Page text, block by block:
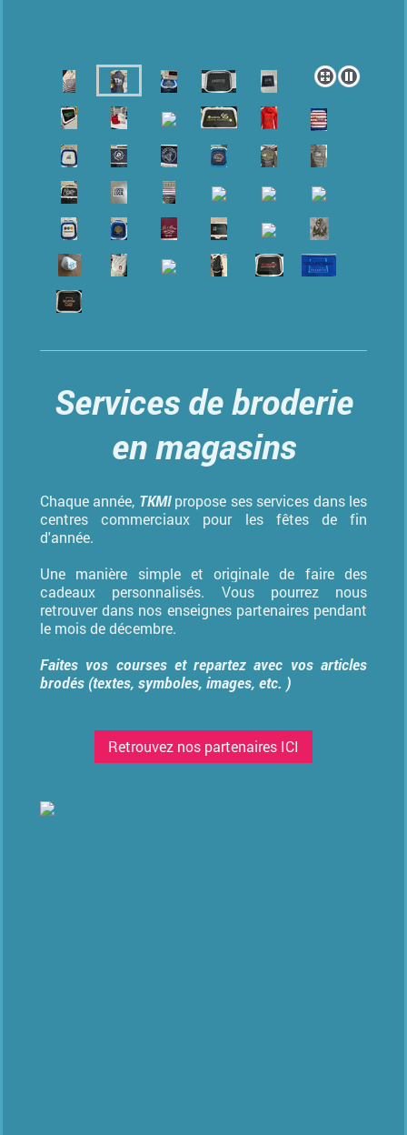
Services de broderie
en magasins
Chaque année, TKMIpropose ses services dans les
centres commerciaux pour les fêtes de fin
d'année.
Une manière simple et originale de faire des
cadeaux personnalisés. Vous pourrez nous
retrouver dans nos enseignes partenaires pendant
le mois de décembre.
Faites vos courses et repartez avec vos articles
brodés (textes, symboles, images, etc. )
Retrouvez nos partenaires ICI